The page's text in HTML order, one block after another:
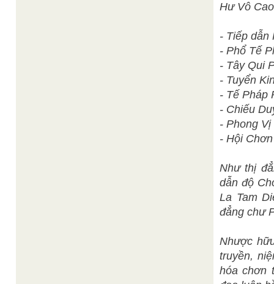
Hư Vô
- Tiếp dẫn
- Phổ Tế
- Tây Qui
- Tuyển
- Tế Pháp
- Chiếu
- Phong Vị
- Hội
Như thị
dẫn độ
La Tam
đẳng chư
Nhược
truyền,
hóa chơn